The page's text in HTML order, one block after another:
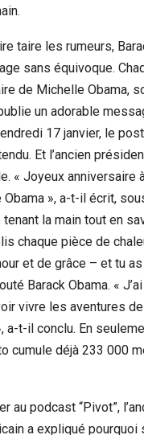
taire les rumeurs,
sans équivoque.
de Michelle Obama,
un adorable
17 janvier, le
Et l’ancien
« Joyeux anniversaire
», a-t-il écrit,
la main tout en
chaque pièce de
et de grâce – et tu as
Barack Obama. «
vivre les aventures
a-t-il conclu. En
cumule déjà 233 000
au podcast “Pivot”,
a expliqué pourquoi